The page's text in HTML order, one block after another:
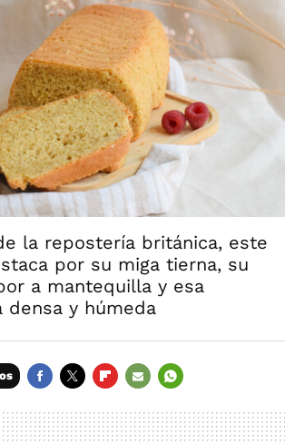
la repostería británica, este
por su miga tierna, su
a mantequilla y esa
densa y húmeda
MAIL